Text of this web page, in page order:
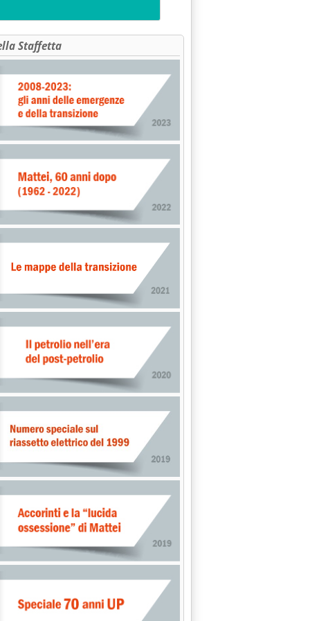
Staffetta